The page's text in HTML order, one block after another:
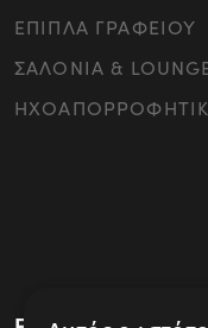
ΕΠΙΠΛΑ ΓΡΑΦΕΙΟΥ
ΣΑΛΟΝΙΑ &